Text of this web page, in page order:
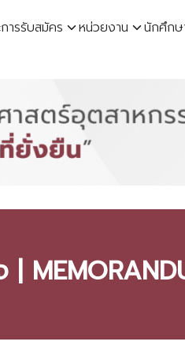
ารรับสมัคร หน่วยงาน นักศึกษ